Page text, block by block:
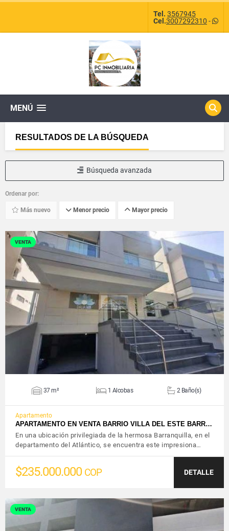
Tel. 3567945
Cel.3007292310 -
MENÚ
RESULTADOS DE LA BÚSQUEDA
Búsqueda avanzada
Ordenar por:
Más nuevo Menor precio Mayor precio
VENTA
VER DETALLES
37 m² 1 Alcobas 2 Baño(s)
Apartamento
APARTAMENTO EN VENTA BARRIO VILLA DEL ESTE BARR…
En una ubicación privilegiada de la hermosa Barranquilla, en el
departamento del Atlántico, se encuentra este impresiona…
$235.000.000 COP DETALLE
VENTA